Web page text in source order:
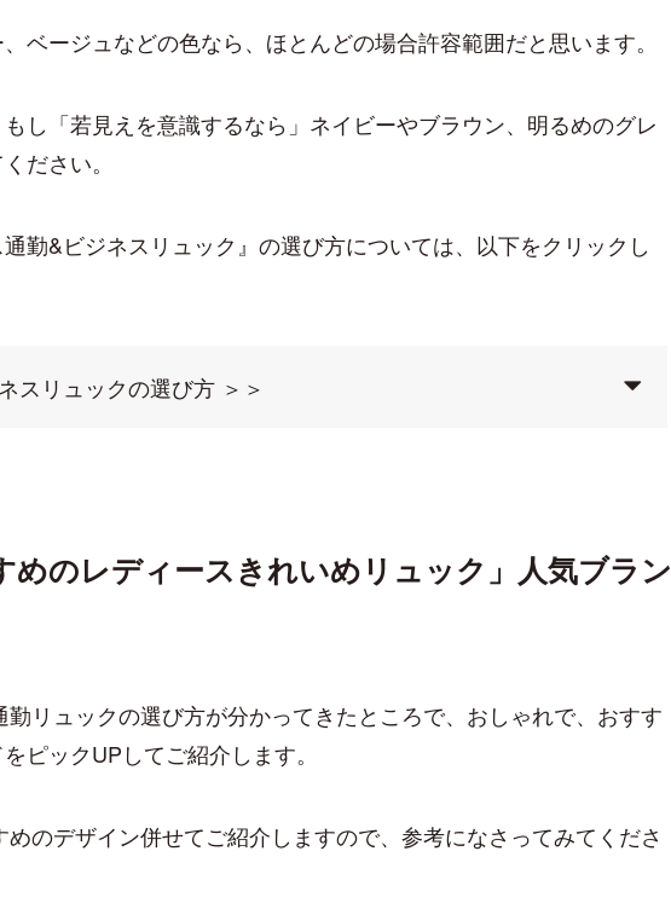
ベージュなどの色なら、ほとんどの場合許容範囲だと思います。
し「若見えを意識するなら」ネイビーやブラウン、明るめのグレ
ださい。
勤&ビジネスリュック』の選び方については、以下をクリックし
リュックの選び方 ＞＞
めのレディースきれいめリュック」人気ブラン
リュックの選び方が分かってきたところで、おしゃれで、おすす
ピックUPしてご紹介します。
めのデザイン併せてご紹介しますので、参考になさってみてくださ